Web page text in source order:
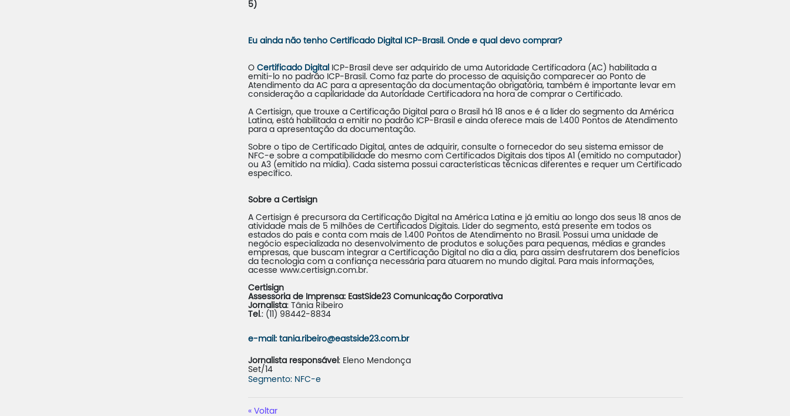
5)
Eu ainda não tenho Certificado Digital ICP-Brasil. Onde e qual devo comprar?
O Certificado Digital
ICP-Brasil deve ser adquirido de uma Autoridade Certificadora (AC) habilitada a
emiti-lo no padrão ICP-Brasil. Como faz parte do processo de aquisição comparecer ao Ponto de
Atendimento da AC para a apresentação da documentação obrigatória, também é importante levar em
consideração a capilaridade da Autoridade Certificadora na hora de comprar o Certificado.
A Certisign, que trouxe a Certificação Digital para o Brasil há 18 anos e é a líder do segmento da América
Latina, está habilitada a emitir no padrão ICP-Brasil e ainda oferece mais de 1.400 Pontos de Atendimento
para a apresentação da documentação.
Sobre o tipo de Certificado Digital, antes de adquirir, consulte o fornecedor do seu sistema emissor de
NFC-e sobre a compatibilidade do mesmo com Certificados Digitais dos tipos A1 (emitido no computador)
ou A3 (emitido na mídia). Cada sistema possui características técnicas diferentes e requer um Certificado
específico.
Sobre a Certisign
A Certisign é precursora da Certificação Digital na América Latina e já emitiu ao longo dos seus 18 anos de
atividade mais de 5 milhões de Certificados Digitais. Líder do segmento, está presente em todos os
estados do país e conta com mais de 1.400 Pontos de Atendimento no Brasil. Possui uma unidade de
negócio especializada no desenvolvimento de produtos e soluções para pequenas, médias e grandes
empresas, que buscam integrar a Certificação Digital no dia a dia, para assim desfrutarem dos benefícios
da tecnologia com a confiança necessária para atuarem no mundo digital. Para mais informações,
acesse www.certisign.com.br.
Certisign
Assessoria de Imprensa: EastSide23 Comunicação Corporativa
Jornalista: Tânia Ribeiro
Tel .: (11) 98442-8834
e-mail: tania.ribeiro@eastside23.com.br
Jornalista responsável : Eleno Mendonça
Set/14
Segmento: NFC-e
Voltar